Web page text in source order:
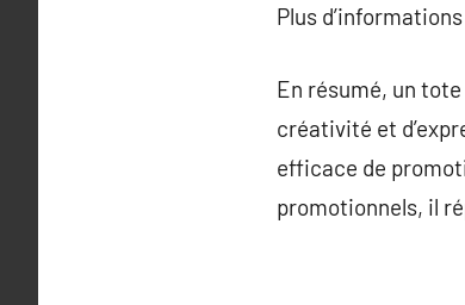
Plus
En résumé, un
créativité et
efficace de
promotionnels, il